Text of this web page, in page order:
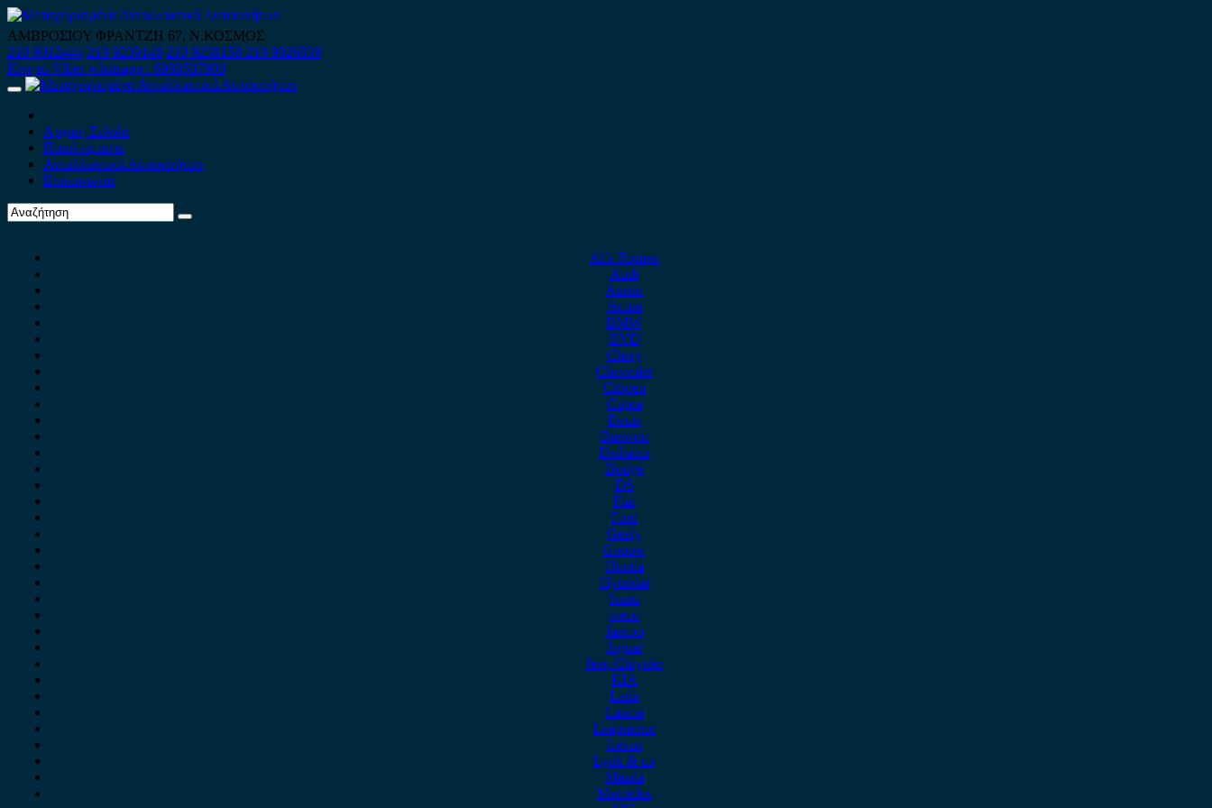
Skip
to
content
ΑΜΒΡΟΣΙΟΥ ΦΡΑΝΤΖΗ 67, Ν.ΚΟΣΜΟΣ
210 9012444 210 9239148 210 9238158 210 9026839
Κινητό-Viber-whatsapp : 6980507900
Primary
Αρχική Σελίδα
Ποιοί είμαστε
Ανταλλακτικά Αυτοκινήτων
Επικοινωνία
Alfa Romeo
Audi
Austin
Acura
BMW
BYD
Chery
Chevrolet
Citroen
Cupra
Dacia
Daewoo
Daihatsu
Dodge
DS
Fiat
Ford
Geely
Gonow
Honda
Hyundai
Isuzu
iveco
Jaecoo
Jaguar
Jeep Chrysler
KIA
Lada
Lancia
Leapmotor
Lexus
Lynk & co
Mazda
Mercedes